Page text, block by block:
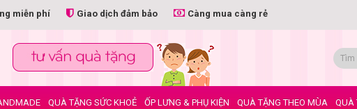
miễn phí Giao dịch đảm bảo Càng mua càng rẻ
QUÀ TẶNG SỨC KHOẺ ỐP LƯNG & PHỤ KIỆN QUÀ TẶNG THEO MÙA QUÀ